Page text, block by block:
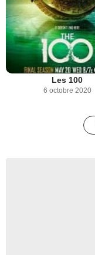
Les 100
6 octobre 2020